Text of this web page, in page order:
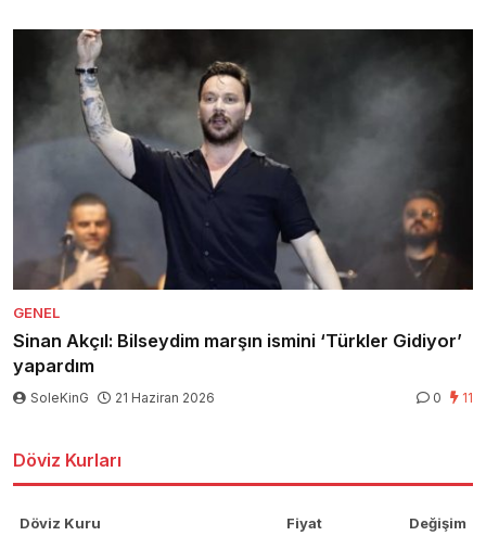
GENEL
Sinan Akçıl: Bilseydim marşın ismini ‘Türkler Gidiyor’
yapardım
SoleKinG 21 Haziran 2026 0 11
Döviz Kurları
Döviz Kuru Fiyat Değişim